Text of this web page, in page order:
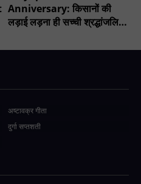
Anniversary: किसानों की
लड़ाई लड़ना ही सच्ची श्रद्धांजलि -
अष्टावक्र गीता
दुर्गा सप्तशती